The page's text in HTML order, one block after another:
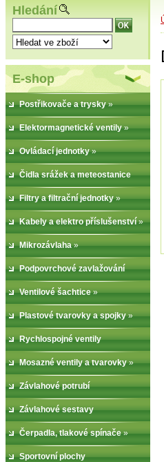
Hledání
E-shop
Postřikovače a trysky»
Elektormagnetické ventily»
Ovládací jednotky»
Čidla srážek a meteostanice
Filtry a filtrační jednotky»
Kabely a elektro příslušenství»
Mikrozávlaha»
Podpovrchové zavlažování
Ventilové šachtice»
Plastové tvarovky a spojky»
Rychlospojné ventily
Mosazné ventily a tvarovky»
Závlahové potrubí
Závlahové sestavy
Čerpadla, tlakové spínače»
Sportovní plochy